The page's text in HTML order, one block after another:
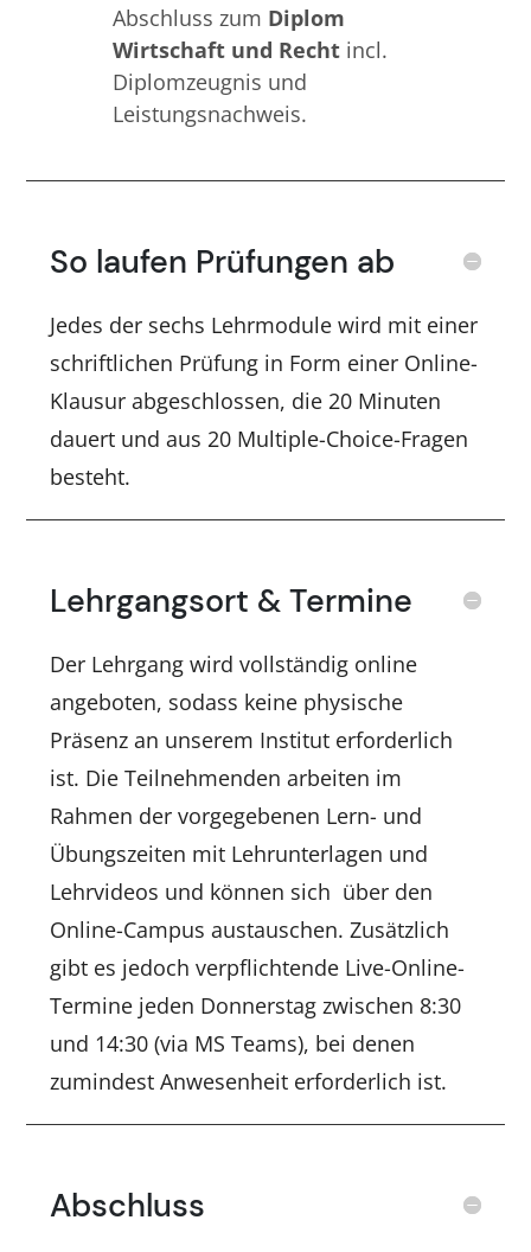
Abschluss zum Diplom
Wirtschaft und Recht incl.
Diplomzeugnis und
Leistungsnachweis.
So laufen Prüfungen ab
Jedes der sechs Lehrmodule wird mit einer
schriftlichen Prüfung in Form einer Online-
Klausur abgeschlossen, die 20 Minuten
dauert und aus 20 Multiple-Choice-Fragen
besteht.
Lehrgangsort & Termine
Der Lehrgang wird vollständig online
angeboten, sodass keine physische
Präsenz an unserem Institut erforderlich
ist. Die Teilnehmenden arbeiten im
Rahmen der vorgegebenen Lern- und
Übungszeiten mit Lehrunterlagen und
Lehrvideos und können sich über den
Online-Campus austauschen. Zusätzlich
gibt es jedoch verpflichtende Live-Online-
Termine jeden Donnerstag zwischen 8:30
und 14:30 (via MS Teams), bei denen
zumindest Anwesenheit erforderlich ist.
Abschluss